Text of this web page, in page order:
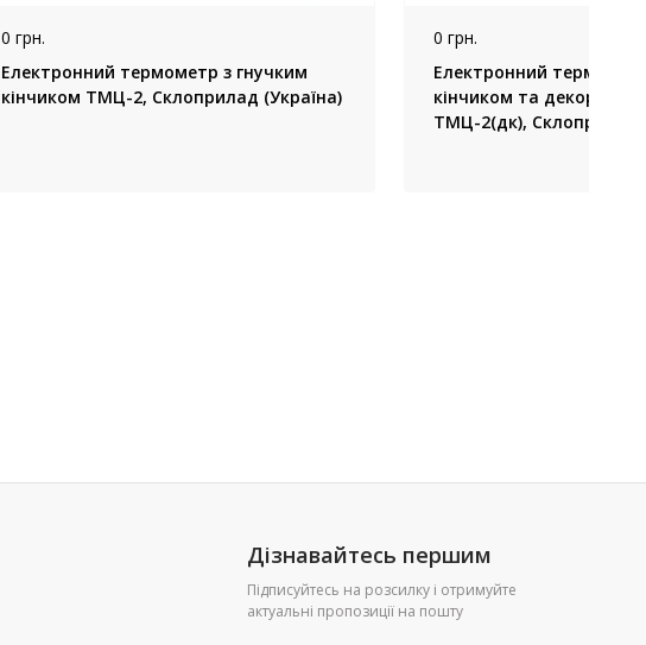
0 грн.
Електронний термометр з гнучким
кінчиком ТМЦ-2, Склоприлад (Україна)
0 грн.
Електронний
кінчиком та
ТМЦ-2(дк), Склоприлад
Дізнавайтесь першим
Підписуйтесь на розсилку і отримуйте
актуальні пропозиції на пошту